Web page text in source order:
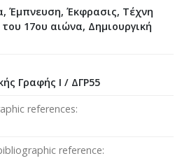
Έμπνευση, Έκφρασις, Τέχνη
17ου αιώνα, Δημιουργική
Γραφής Ι / ΔΓΡ55
references
reference